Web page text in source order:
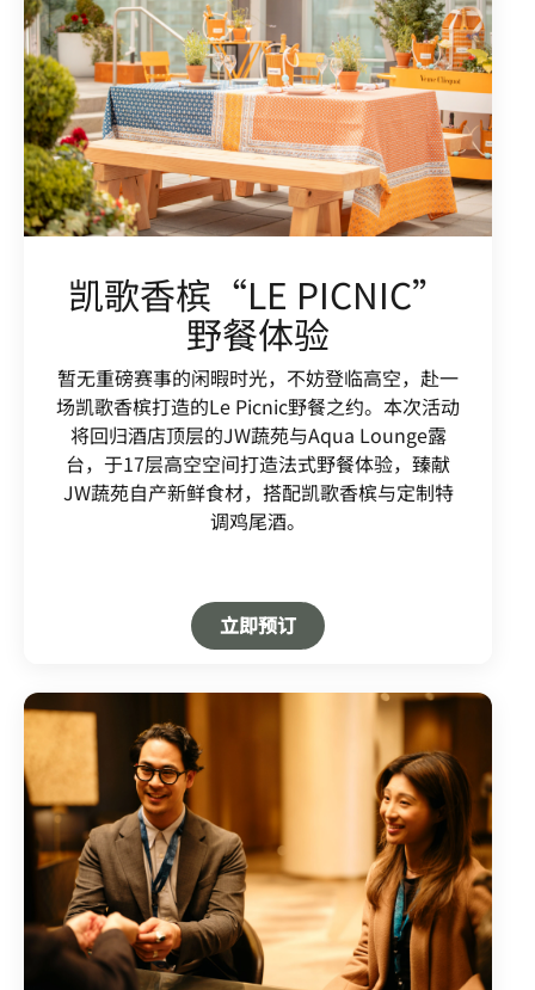
凯歌香槟“LE PICNIC”
野餐体验
暂无重磅赛事的闲暇时光，不妨登临高空，赴一
场凯歌香槟打造的Le Picnic野餐之约。本次活动
将回归酒店顶层的JW蔬苑与Aqua Lounge露
台，于17层高空空间打造法式野餐体验，臻献
JW蔬苑自产新鲜食材，搭配凯歌香槟与定制特
调鸡尾酒。
立即预订Open in New Tab